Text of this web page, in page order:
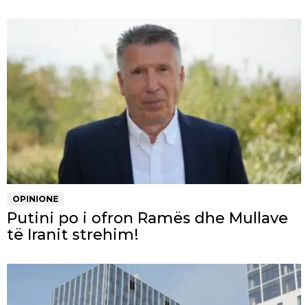
OPINIONE
Putini po i ofron Ramës dhe Mullave
të Iranit strehim!